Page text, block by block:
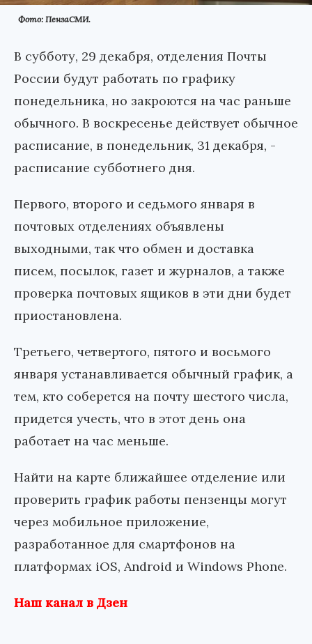
Фото: ПензаСМИ.
В субботу, 29 декабря, отделения Почты
России будут работать по графику
понедельника, но закроются на час раньше
обычного. В воскресенье действует обычное
расписание, в понедельник, 31 декабря, -
расписание субботнего дня.
Первого, второго и седьмого января в
почтовых отделениях объявлены
выходными, так что обмен и доставка
писем, посылок, газет и журналов, а также
проверка почтовых ящиков в эти дни будет
приостановлена.
Третьего, четвертого, пятого и восьмого
января устанавливается обычный график, а
тем, кто соберется на почту шестого числа,
придется учесть, что в этот день она
работает на час меньше.
Найти на карте ближайшее отделение или
проверить график работы пензенцы могут
через мобильное приложение,
разработанное для смартфонов на
платформах iOS, Android и Windows Phone.
Наш канал в Дзен